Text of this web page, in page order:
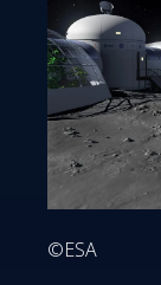
©ESA